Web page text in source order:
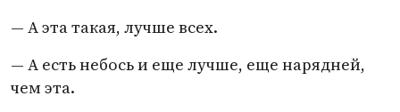
— А эта такая, лучше всех.
— А есть небось и еще лучше, еще нарядней,
чем эта.